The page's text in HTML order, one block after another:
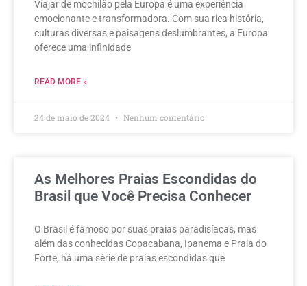
Viajar de mochilão pela Europa é uma experiência
emocionante e transformadora. Com sua rica história,
culturas diversas e paisagens deslumbrantes, a Europa
oferece uma infinidade
READ MORE »
24 de maio de 2024 Nenhum comentário
As Melhores Praias Escondidas do
Brasil que Você Precisa Conhecer
O Brasil é famoso por suas praias paradisíacas, mas
além das conhecidas Copacabana, Ipanema e Praia do
Forte, há uma série de praias escondidas que